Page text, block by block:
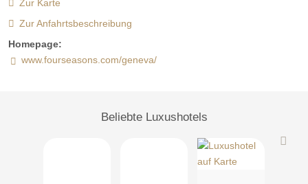
Zur Karte
Zur Anfahrtsbeschreibung
Homepage:
www.fourseasons.com/geneva/
Beliebte Luxushotels